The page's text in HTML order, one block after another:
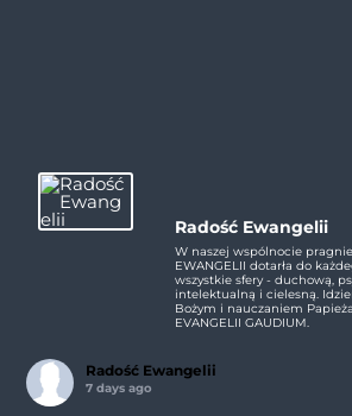
Radość Ewangelii
W naszej wspólnocie
EWANGELII dotarła do
wszystkie sfery - duchową,
intelektualną i cielesną.
Bożym i nauczaniem
EVANGELII GAUDIUM.
Radość Ewangelii
7 days ago